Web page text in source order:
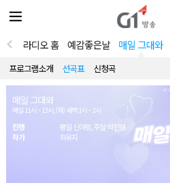
전
체
뉴
열
라디오 홈 예감좋은날 매일 그대와
프로그램소개 선곡표 신청곡
매일 그대와
매일 11시 ~ 12시, (재) 새벽 1시 ~ 2시
진행
평일 신아림, 주말 박진형
작가
최유지